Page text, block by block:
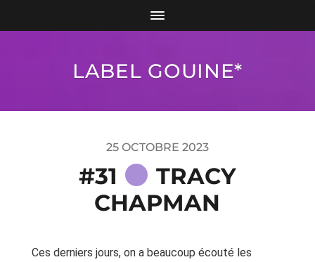
LABEL GOUINE*
25 OCTOBRE 2023
#31
TRACY
CHAPMAN
Ces derniers jours, on a beaucoup écouté les